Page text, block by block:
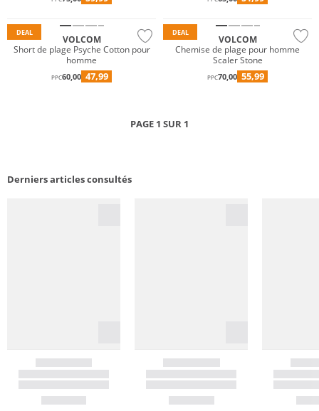
DEAL
VOLCOM
Short de plage Psyche Cotton pour
homme
PPC60,00 47,99
DEAL
VOLCOM
Chemise de plage pour homme
Scaler Stone
PPC70,00 55,99
PAGE 1 SUR 1
Derniers articles consultés